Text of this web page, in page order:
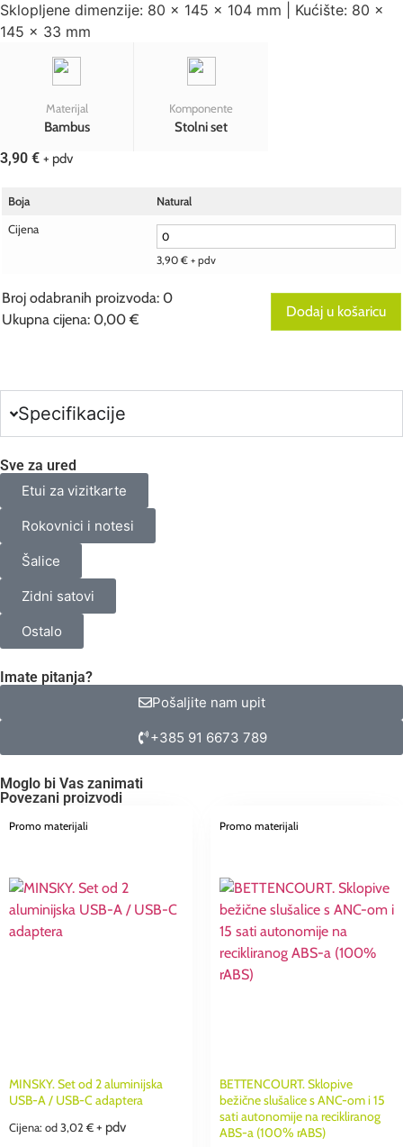
Sklopljene dimenzije: 80 x 145 x 104 mm | Kućište: 80 x
145 x 33 mm
Materijal
Bambus
Komponente
Stolni set
3,90 € + pdv
Boja
Natural
Cijena
3,90 € + pdv
Broj odabranih proizvoda: 0
Ukupna cijena: 0,00 €
Your
total
0,00 €
Dodaj u košaricu
Specifikacije
Sve za ured
Etui za vizitkarte
Rokovnici i notesi
Šalice
Zidni satovi
Ostalo
Imate pitanja?
Pošaljite nam upit
+385 91 6673 789
Moglo bi Vas zanimati
Povezani proizvodi
Promo materijali
MINSKY. Set od 2 aluminijska
USB-A / USB-C adaptera
Cijena: od 3,02 € + pdv
Promo materijali
BETTENCOURT. Sklopive
bežične slušalice s ANC-om i 15
sati autonomije na recikliranog
ABS-a (100% rABS)